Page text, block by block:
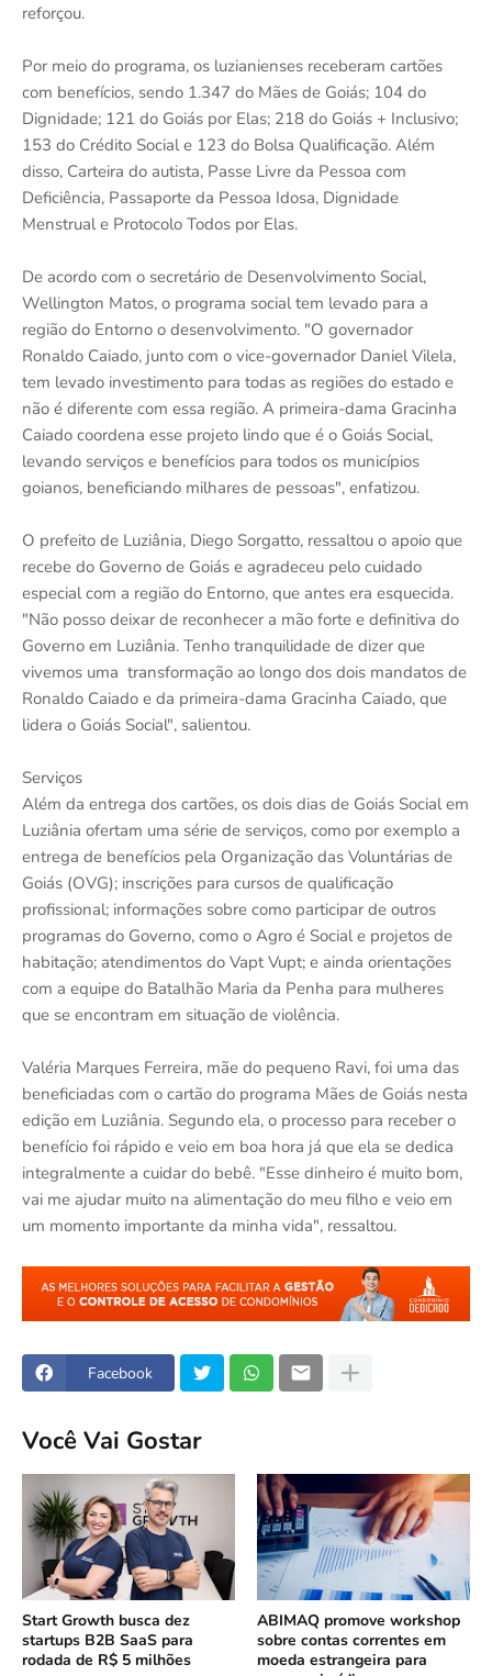
reforçou.
Por meio do programa, os luzianienses receberam cartões
com benefícios, sendo 1.347 do Mães de Goiás; 104 do
Dignidade; 121 do Goiás por Elas; 218 do Goiás + Inclusivo;
153 do Crédito Social e 123 do Bolsa Qualificação. Além
disso, Carteira do autista, Passe Livre da Pessoa com
Deficiência, Passaporte da Pessoa Idosa, Dignidade
Menstrual e Protocolo Todos por Elas.
De acordo com o secretário de Desenvolvimento Social,
Wellington Matos, o programa social tem levado para a
região do Entorno o desenvolvimento. "O governador
Ronaldo Caiado, junto com o vice-governador Daniel Vilela,
tem levado investimento para todas as regiões do estado e
não é diferente com essa região. A primeira-dama Gracinha
Caiado coordena esse projeto lindo que é o Goiás Social,
levando serviços e benefícios para todos os municípios
goianos, beneficiando milhares de pessoas", enfatizou.
O prefeito de Luziânia, Diego Sorgatto, ressaltou o apoio que
recebe do Governo de Goiás e agradeceu pelo cuidado
especial com a região do Entorno, que antes era esquecida.
"Não posso deixar de reconhecer a mão forte e definitiva do
Governo em Luziânia. Tenho tranquilidade de dizer que
vivemos uma transformação ao longo dos dois mandatos de
Ronaldo Caiado e da primeira-dama Gracinha Caiado, que
lidera o Goiás Social", salientou.
Serviços
Além da entrega dos cartões, os dois dias de Goiás Social em
Luziânia ofertam uma série de serviços, como por exemplo a
entrega de benefícios pela Organização das Voluntárias de
Goiás (OVG); inscrições para cursos de qualificação
profissional; informações sobre como participar de outros
programas do Governo, como o Agro é Social e projetos de
habitação; atendimentos do Vapt Vupt; e ainda orientações
com a equipe do Batalhão Maria da Penha para mulheres
que se encontram em situação de violência.
Valéria Marques Ferreira, mãe do pequeno Ravi, foi uma das
beneficiadas com o cartão do programa Mães de Goiás nesta
edição em Luziânia. Segundo ela, o processo para receber o
benefício foi rápido e veio em boa hora já que ela se dedica
integralmente a cuidar do bebê. "Esse dinheiro é muito bom,
vai me ajudar muito na alimentação do meu filho e veio em
um momento importante da minha vida", ressaltou.
Facebook
Você Vai Gostar
Start Growth busca dez
startups B2B SaaS para
rodada de R$ 5 milhões
ABIMAQ promove workshop
sobre contas correntes em
moeda estrangeira para